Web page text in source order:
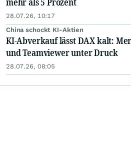
28.07.26, 10:17
China schockt KI-Aktien
KI-Abverkauf lässt DAX kalt:
und Teamviewer unter Druck
28.07.26, 08:05